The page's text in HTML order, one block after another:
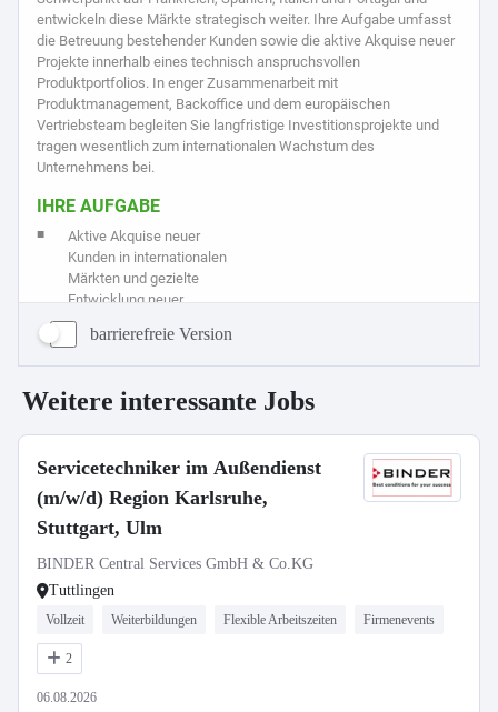
barrierefreie Version
Weitere interessante Jobs
Servicetechniker im Außendienst
(m/w/d) Region Karlsruhe,
Stuttgart, Ulm
BINDER Central Services GmbH & Co.KG
Tuttlingen
Vollzeit Weiterbildungen Flexible Arbeitszeiten Firmenevents
2
06.08.2026